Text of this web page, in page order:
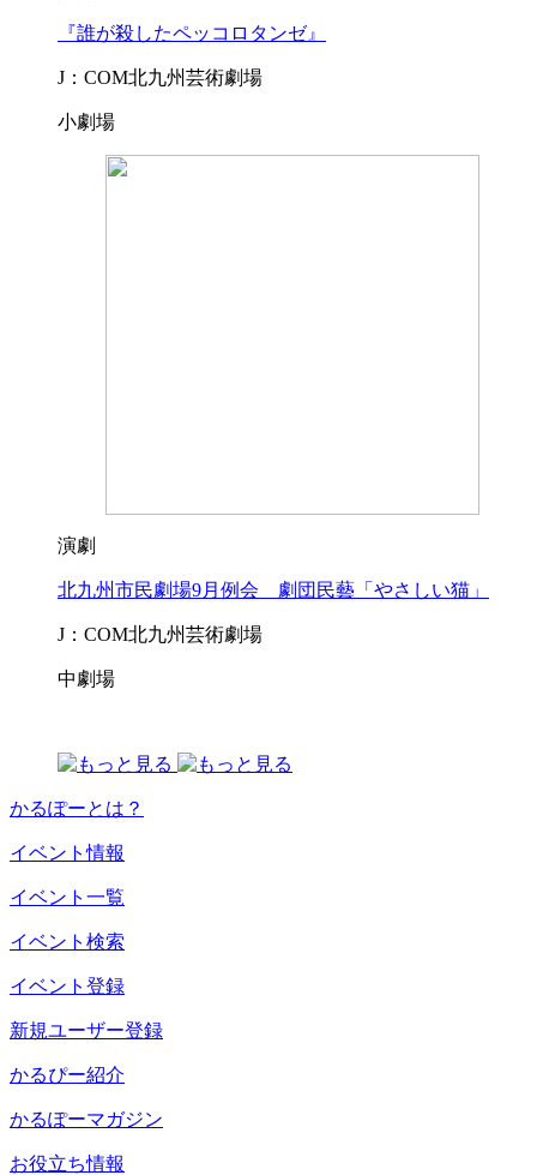
『誰が殺したペッコロタンゼ』
J：COM北九州芸術劇場
小劇場
演劇
北九州市民劇場9月例会 劇団民藝「やさしい猫」
J：COM北九州芸術劇場
中劇場
かるぽーとは？
イベント情報
イベント一覧
イベント検索
イベント登録
新規ユーザー登録
かるぴー紹介
かるぽーマガジン
お役立ち情報